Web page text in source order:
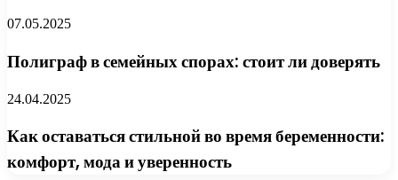
07.05.2025
Полиграф в семейных спорах: стоит ли доверять
24.04.2025
Как оставаться стильной во время беременности:
комфорт, мода и уверенность